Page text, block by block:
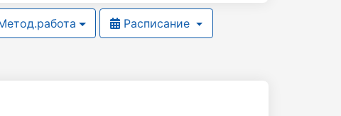
Расписание